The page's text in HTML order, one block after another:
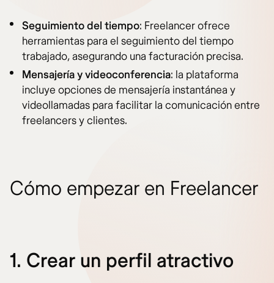
Seguimiento del tiempo: Freelancer ofrece
herramientas para el seguimiento del tiempo
trabajado, asegurando una facturación precisa.
Mensajería y videoconferencia: la plataforma
incluye opciones de mensajería instantánea y
videollamadas para facilitar la comunicación entre
freelancers y clientes.
Cómo empezar en Freelancer
1. Crear un perfil atractivo